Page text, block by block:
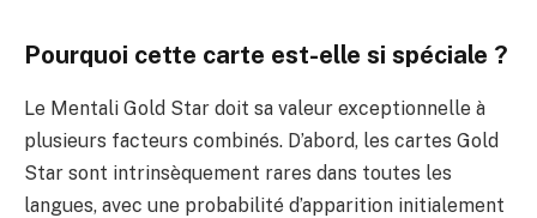
Pourquoi cette carte est-elle si spéciale ?
Le Mentali Gold Star doit sa valeur exceptionnelle à
plusieurs facteurs combinés. D’abord, les cartes Gold
Star sont intrinsèquement rares dans toutes les
langues, avec une probabilité d’apparition initialement